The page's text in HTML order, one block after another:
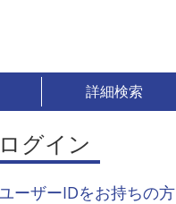
詳細検索
ログイン
ーザーIDをお持ちの方